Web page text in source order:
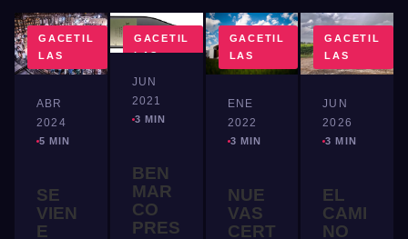
GACETIL
LAS
ABR
2024
5 MIN
SE
VIEN
E
GACETIL
LAS
JUN
2021
3 MIN
BEN
MAR
CO
PRES
GACETIL
LAS
ENE
2022
3 MIN
NUE
VAS
CERT
GACETIL
LAS
JUN
2026
3 MIN
EL
CAMI
NO